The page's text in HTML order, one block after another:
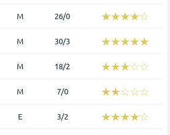
Μ 26/0 ☆☆☆☆☆
★★★★★
Μ 30/3 ☆☆☆☆☆
★★★★★
Μ 18/2 ☆☆☆☆☆
★★★★★
Μ 7/0 ☆☆☆☆☆
★★★★★
Ε 3/2 ☆☆☆☆☆
★★★★★